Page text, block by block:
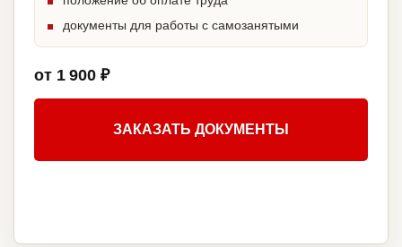
документы для работы с самозанятыми
от 1 900 ₽
ЗАКАЗАТЬ ДОКУМЕНТЫ